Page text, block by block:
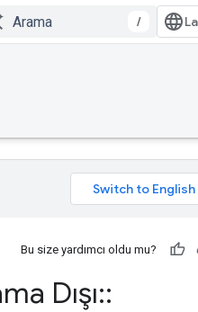
/
Bu size yardımcı oldu mu?
Dışı::